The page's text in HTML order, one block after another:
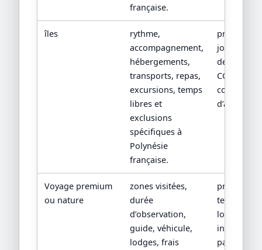
française.
îles
rythme,
accompagnement,
hébergements,
transports, repas,
excursions, temps
libres et
exclusions
spécifiques à
Polynésie
française.
jour par
devis
CGV/CPV et
conditions
Voyage premium
ou nature
zones visitées,
durée
d’observation,
guide, véhicule,
lodges, frais
terrain,
lodge,
inclusions
parc et